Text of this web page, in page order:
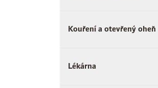
Kouření a otevřený oheň
Lékárna